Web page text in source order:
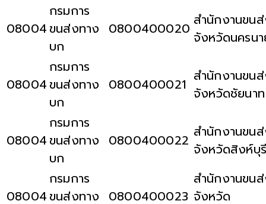
08004
กรมการ
ขนส่งทาง
บก
0800400020 สำนักงานขน
จังหวัดนครน
08004
กรมการ
ขนส่งทาง
บก
0800400021 สำนักงานขน
จังหวัดชัยนาท
08004
กรมการ
ขนส่งทาง
บก
0800400022 สำนักงานขน
จังหวัดสิงห์บุรี
08004
กรมการ
ขนส่งทาง 0800400023
สำนักงานขน
จังหวัด